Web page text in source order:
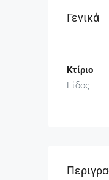
Γενικά
Κτίριο
Είδος